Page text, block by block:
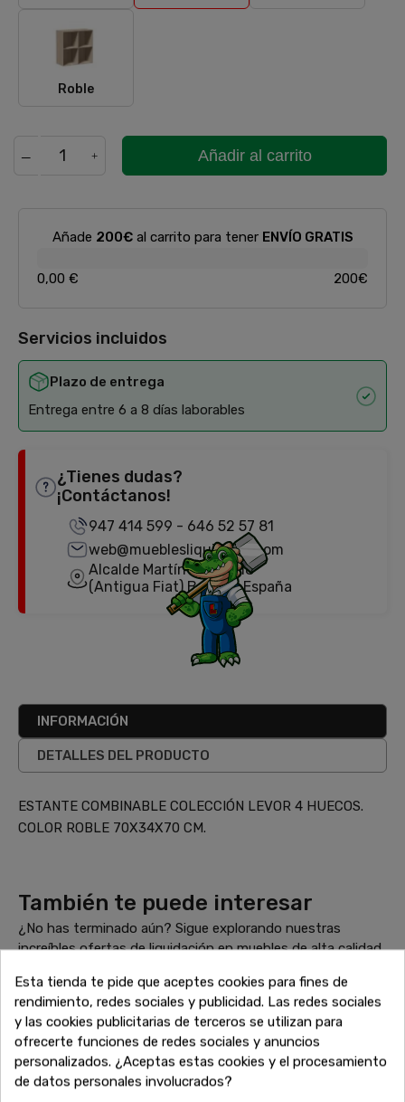
Roble
Roble
Añadir al carrito
Añade 200€al carrito para tener ENVÍO GRATIS
0,00 € 200€
Servicios incluidos
Plazo de entrega
Entrega entre 6 a 8 días laborables
¿Tienes dudas?
¡Contáctanos!
947 414 599 - 646 52 57 81
web@mueblesliquidator.com
Alcalde Martín Cobos, 18
(Antigua Fiat) Burgos, España
INFORMACIÓN
DETALLES DEL PRODUCTO
ESTANTE COMBINABLE COLECCIÓN LEVOR 4 HUECOS.
COLOR ROBLE 70X34X70 CM.
También te puede interesar
¿No has terminado aún? Sigue explorando nuestras
increíbles ofertas de liquidación en muebles de alta calidad.
necesitas para completar tu hogar a precios inigualables.
¡Sigue comprando y aprovecha estos descuentos
exclusivos antes de que se agoten!
-20%
Esta tienda te pide que aceptes cookies para fines de
rendimiento, redes sociales y publicidad. Las redes sociales
y las cookies publicitarias de terceros se utilizan para
ofrecerte funciones de redes sociales y anuncios
personalizados. ¿Aceptas estas cookies y el procesamiento
de datos personales involucrados?